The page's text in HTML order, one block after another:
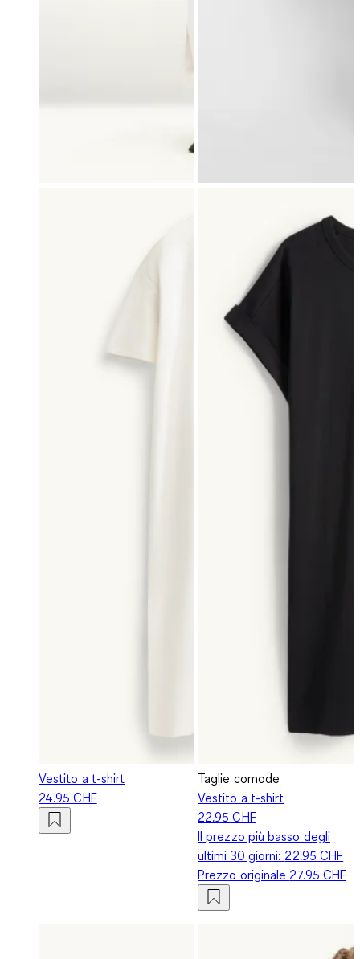
Vestito a t-shirt
24.95 CHF
Taglie comode
Vestito a t-shirt
22.95 CHF
Il prezzo più basso degli
ultimi 30 giorni: 22.95 CHF
Prezzo originale 27.95 CHF